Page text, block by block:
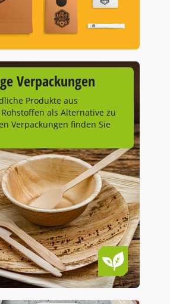
Verpackungen
Produkte aus
als Alternative zu
Verpackungen finden Sie